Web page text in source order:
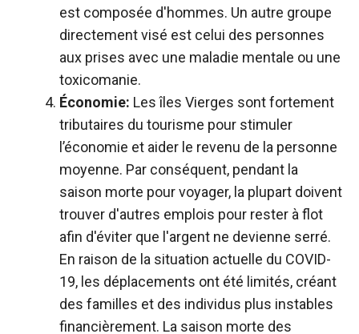
est composée d'hommes. Un autre groupe
directement visé est celui des personnes
aux prises avec une maladie mentale ou une
toxicomanie.
Économie: Les îles Vierges sont fortement
tributaires du tourisme pour stimuler
l’économie et aider le revenu de la personne
moyenne. Par conséquent, pendant la
saison morte pour voyager, la plupart doivent
trouver d'autres emplois pour rester à flot
afin d'éviter que l'argent ne devienne serré.
En raison de la situation actuelle du COVID-
19, les déplacements ont été limités, créant
des familles et des individus plus instables
financièrement. La saison morte des